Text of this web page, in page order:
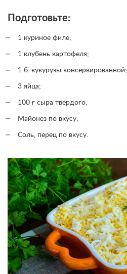
Подготовьте:
1 куриное филе;
1 клубень картофеля;
1 б. кукурузы консервированной;
3 яйца;
100 г сыра твердого;
Майонез по вкусу;
Соль, перец по вкусу.